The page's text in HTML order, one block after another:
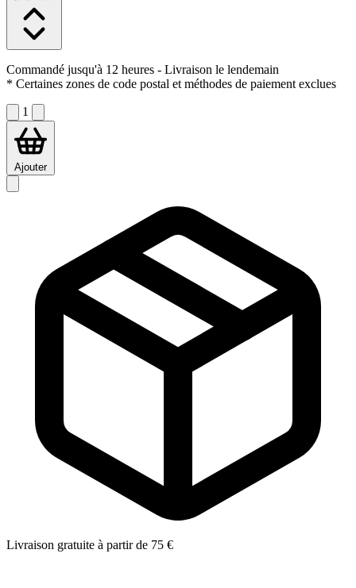
Commandé jusqu'à 12 heures - Livraison le lendemain
* Certaines zones de code postal et méthodes de paiement exclues
1
Ajouter
Livraison gratuite à partir de 75 €